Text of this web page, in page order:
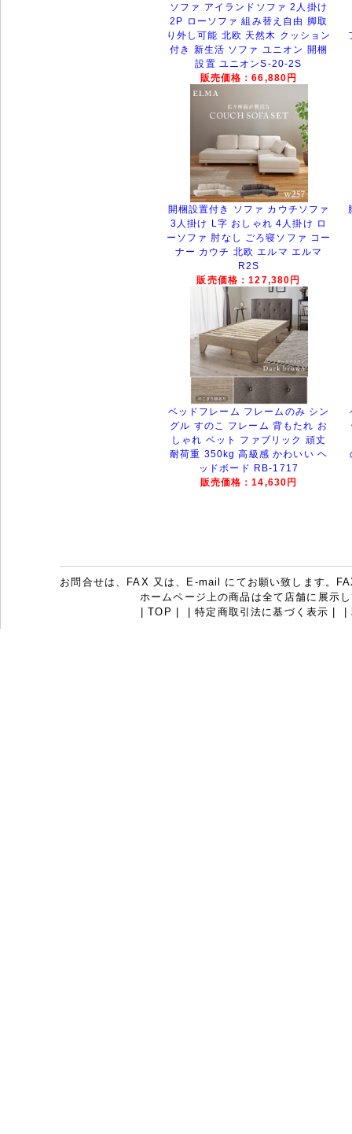
ソファ アイランドソファ 2人掛け
2P ローソファ 組み替え自由 脚取
り外し可能 北欧 天然木 クッション
付き 新生活 ソファ ユニオン 開梱
設置 ユニオンS-20-2S
販売価格：66,880円
開梱設置付き ソファ カウチソファ
3人掛け L字 おしゃれ 4人掛け ロ
ーソファ 肘なし ごろ寝ソファ コー
ナー カウチ 北欧 エルマ エルマ
R2S
販売価格：127,380円
ベッドフレーム フレームのみ シン
グル すのこ フレーム 背もたれ お
しゃれ ベット ファブリック 頑丈
耐荷重 350kg 高級感 かわいい ヘ
ッドボード RB-1717
販売価格：14,630円
お問合せは、FAX 又は、E-mail にてお願い致します。
ホームページ上の商品は全て店舗に展示
|TOP | |特定商取引法に基づく表示 | |